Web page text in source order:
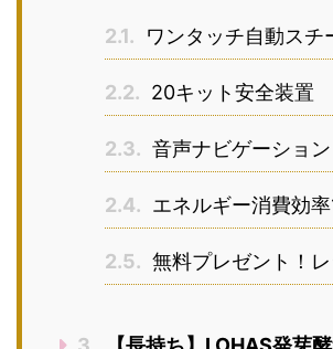
2.1. ワンタッチ自動スチ
2.2. 20キット安全装置
2.3. 音声ナビゲーション
2.4. エネルギー消費効率
2.5. 無料プレゼント！